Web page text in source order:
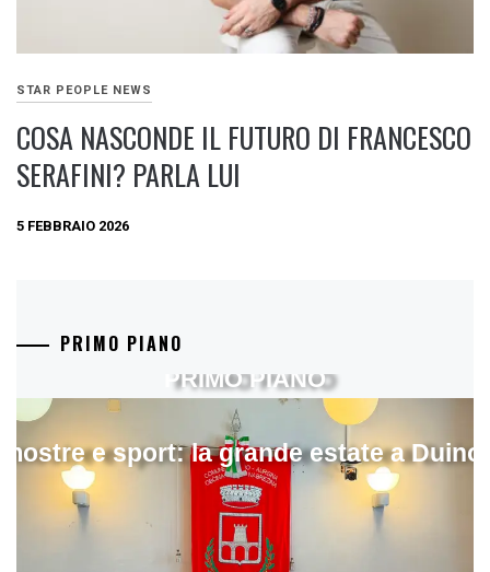
STAR PEOPLE NEWS
COSA NASCONDE IL FUTURO DI FRANCESCO
SERAFINI? PARLA LUI
5 FEBBRAIO 2026
PRIMO PIANO
e sport: la grande estate a
PRIMO PIANO